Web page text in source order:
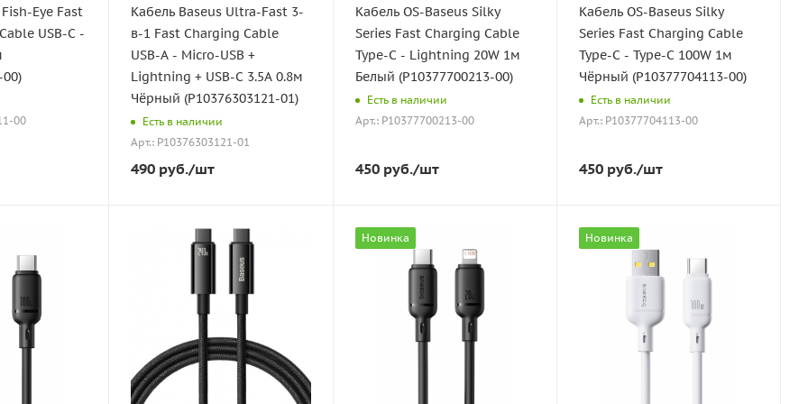
Eye Fast
USB-C -
00)
00
Кабель Baseus Ultra-Fast 3-
в-1 Fast Charging Cable
USB-A - Micro-USB +
Lightning + USB-C 3.5A 0.8м
Чёрный (P10376303121-01)
Есть в наличии
Арт.: P10376303121-01
490 руб./шт
Кабель OS-Baseus Silky
Series Fast Charging Cable
Type-C - Lightning 20W 1м
Белый (P10377700213-00)
Есть в наличии
Арт.: P10377700213-00
450руб./шт
Кабель OS-Baseus Silky
Series Fast Charging Cable
Type-C - Type-C 100W 1м
Чёрный (P10377704113-00)
Есть в наличии
Арт.: P10377704113-00
450руб./шт
Новинка Новинка